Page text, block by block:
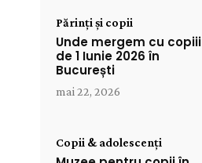
Părinți și copii
Unde mergem cu copiii
de 1 Iunie 2026 în
București
mai 22, 2026
Copii & adolescenți